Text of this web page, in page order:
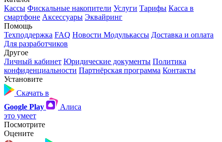
Кассы Фискальные накопители Услуги Тарифы Касса в
смартфоне Аксессуары Эквайринг
Помощь
Техподдержка FAQ Новости Модулькассы Доставка и оплата
Для разработчиков
Другое
Личный кабинет Юридические документы Политика
конфиденциальности Партнёрская программа Контакты
Установите
Скачать в
Google Play
Алиса
это умеет
Посмотрите
Оцените